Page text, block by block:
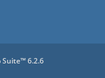
Suite™ 6.2.6